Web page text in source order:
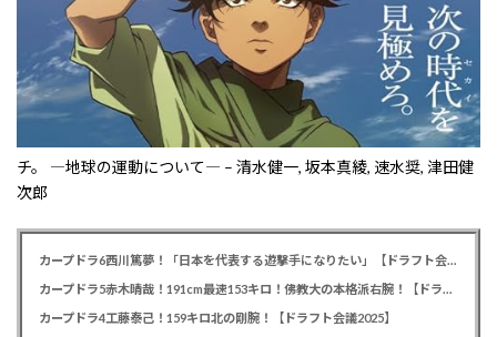
チ。 ―地球の運動について― – 清水健一, 坂本真綾, 速水奨, 津田健
次郎
カープドラ6西川篤夢！「日本を代表する遊撃手になりたい」【ドラフト会議2025】
カープドラ5赤木晴哉！191cm最速153キロ！佛教大の本格派右腕！【ドラフト会議2025】
カープドラ4工藤泰己！159キロ北の剛腕！【ドラフト会議2025】